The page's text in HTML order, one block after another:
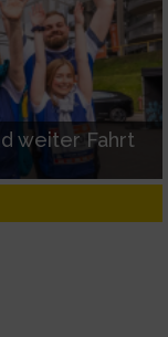
weiter Fahrt